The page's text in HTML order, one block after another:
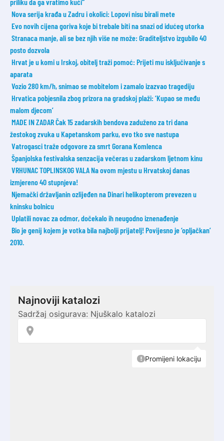
Nova serija krađa u Zadru i okolici: Lopovi nisu birali mete
Evo novih cijena goriva koje bi trebale biti na snazi od idućeg utorka
Stranaca manje, ali se bez njih više ne može: Graditeljstvo izgubilo 40
posto dozvola
Hrvat je u komi u Irskoj, obitelj traži pomoć: Prijeti mu isključivanje s
aparata
Vozio 280 km/h, snimao se mobitelom i zamalo izazvao tragediju
Hrvatica pobjesnila zbog prizora na gradskoj plaži: ‘Kupao se među
malom djecom’
MADE IN ZADAR Čak 15 zadarskih bendova zaduženo za tri dana
žestokog zvuka u Kapetanskom parku, evo tko sve nastupa
Vatrogasci traže odgovore za smrt Gorana Komlenca
Španjolska festivalska senzacija večeras u zadarskom ljetnom kinu
VRHUNAC TOPLINSKOG VALA Na ovom mjestu u Hrvatskoj danas
izmjereno 40 stupnjeva!
Njemački državljanin ozlijeđen na Dinari helikopterom prevezen u
kninsku bolnicu
Uplatili novac za odmor, dočekalo ih neugodno iznenađenje
Bio je genij kojem je votka bila najbolji prijatelj! Povijesno je ‘opljačkan’
2010.